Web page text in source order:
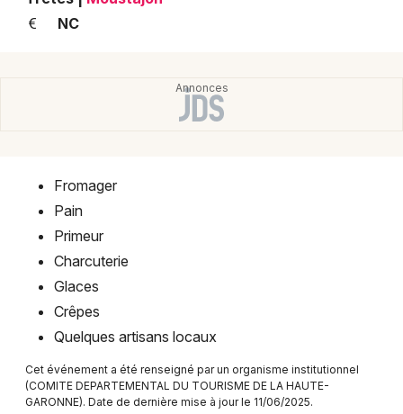
Soirées
Sorties famille
Expos
Sorties & loisirs
Marchés en Midi-Pyrénées
Mulhouse
Strasbourg
Toulouse
Toutes les villes
NC
Fromager
Pain
Primeur
Charcuterie
Glaces
Crêpes
Quelques artisans locaux
Cet événement a été renseigné par un organisme institutionnel
(COMITE DEPARTEMENTAL DU TOURISME DE LA HAUTE-
GARONNE). Date de dernière mise à jour le 11/06/2025.